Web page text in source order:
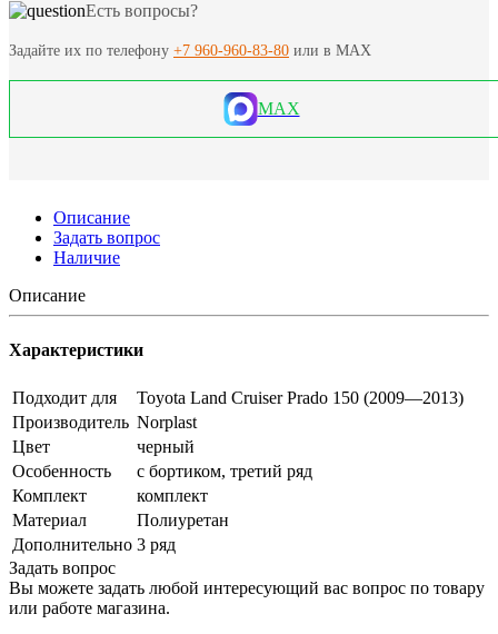
Есть вопросы?
Задайте их по телефону +7 960-960-83-80 или в MAX
MAX
Описание
Задать вопрос
Наличие
Описание
Характеристики
Подходит для
Toyota Land Cruiser Prado 150 (2009—2013)
Производитель Norplast
Цвет
черный
Особенность
с бортиком, третий ряд
Комплект
комплект
Материал
Полиуретан
Дополнительно 3 ряд
Задать вопрос
Вы можете задать любой интересующий вас вопрос по товару
или работе магазина.